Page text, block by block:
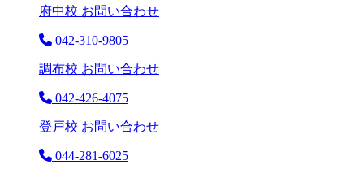
府中校 お問い合わせ
042-310-9805
調布校 お問い合わせ
042-426-4075
登戸校 お問い合わせ
044-281-6025